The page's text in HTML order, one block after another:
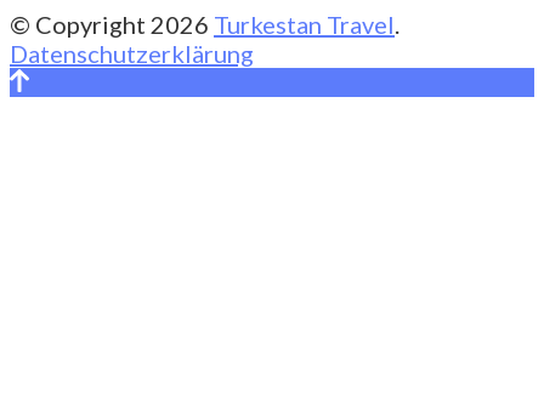
© Copyright 2026 Turkestan Travel.
Datenschutzerklärung